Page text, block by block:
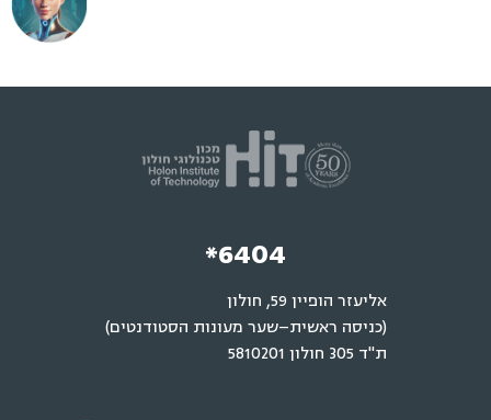
*6404
אליעזר הופיין 59, חולון
(כניסה ראשית–שער מעונות הסטודנטים)
ת"ד 305 חולון 5810201